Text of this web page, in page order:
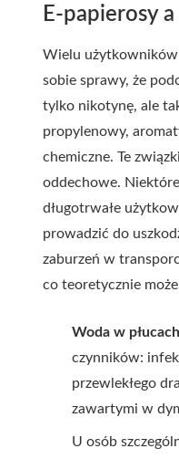
E-papierosy
Wielu użytkowników
sobie sprawy, że
tylko nikotynę, ale
propylenowy,
chemiczne. Te
oddechowe.
długotrwałe
prowadzić do
zaburzeń w
co teoretycznie
Woda w płucach
czynników:
przewlekłego
zawartymi w
U osób